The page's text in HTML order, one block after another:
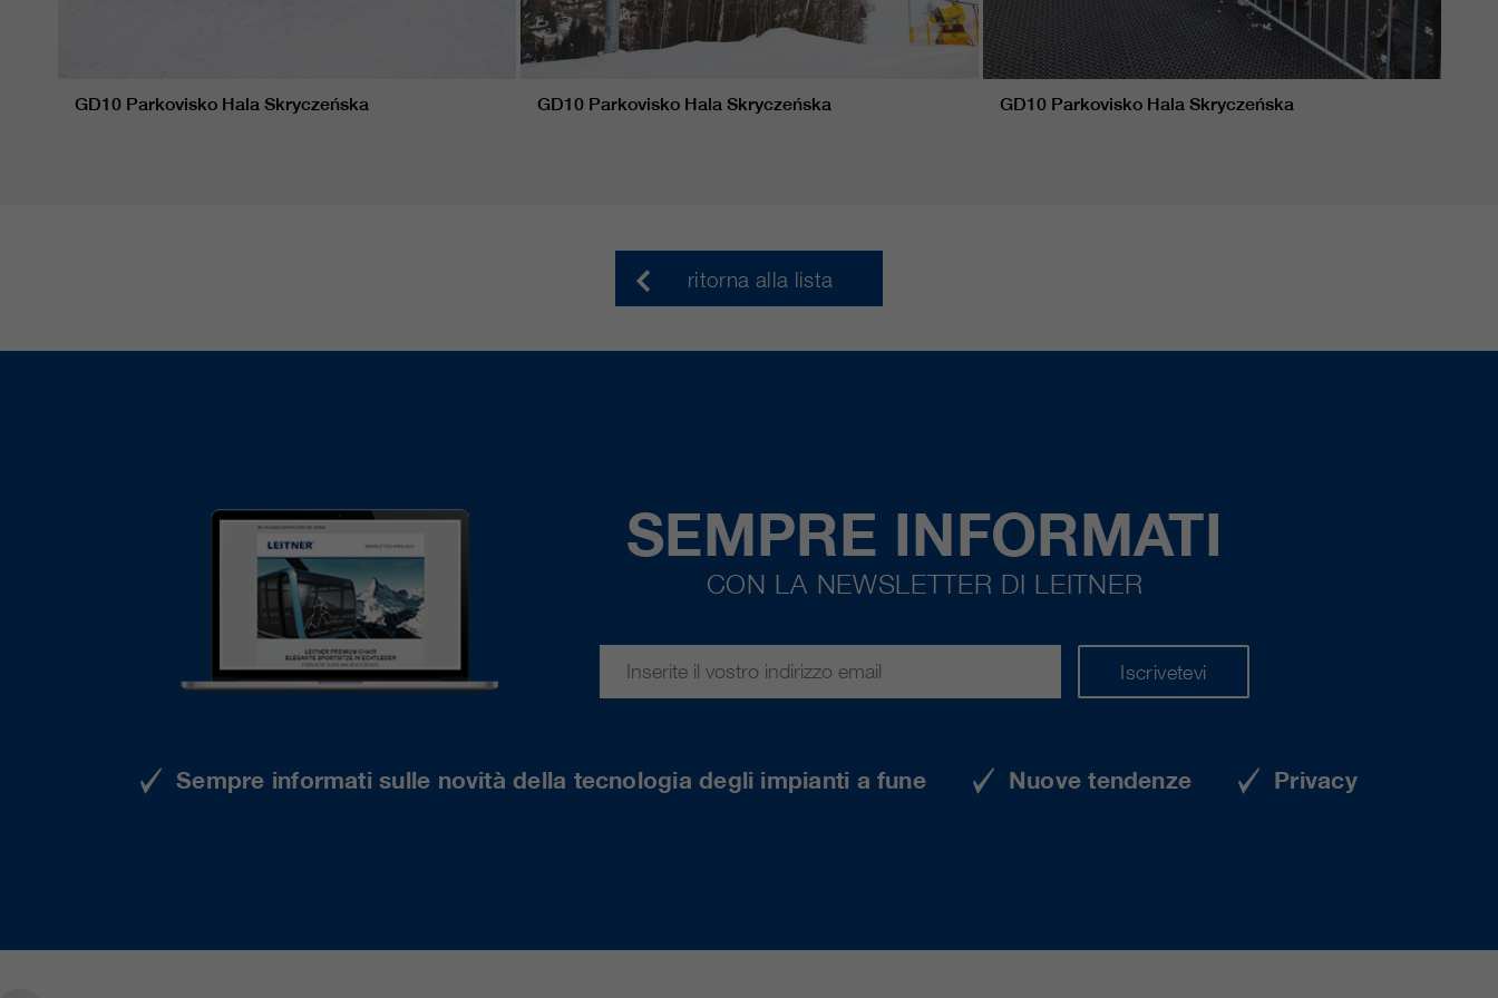
GD10 Parkovisko Hala Skryczeńska GD10 Parkovisko Hala Skryczeńska GD10 Parkovisko Hala Skryczeńska
ritorna alla lista
SEMPRE INFORMATI
CON LA NEWSLETTER DI LEITNER
Iscrivetevi
Sempre informati sulle novità della tecnologia degli impianti a fune Nuove tendenze Privacy